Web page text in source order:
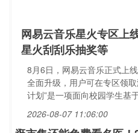
网易云音乐星火专区上
星火刮刮乐抽奖等
8月6日，网易云音乐正式上
全面升级，用户可在专区领
计划”是一项面向校园学生基
2026-08-07 11:06:00